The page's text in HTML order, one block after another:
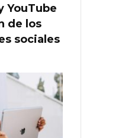
YouTube
de los
sociales